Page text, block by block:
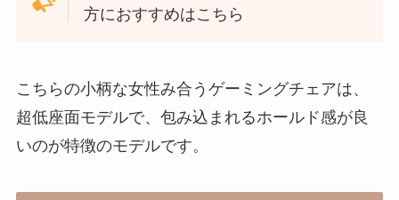
方におすすめはこちら
こちらの小柄な女性み合うゲーミングチェアは、
超低座面モデルで、包み込まれるホールド感が良
いのが特徴のモデルです。